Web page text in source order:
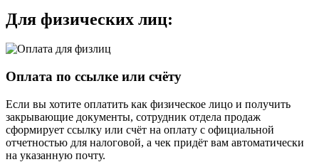
Для физических лиц:
Оплата по ссылке или счёту
Если вы хотите оплатить как физическое лицо и получить
закрывающие документы, сотрудник отдела продаж
сформирует ссылку или счёт на оплату с официальной
отчетностью для налоговой, а чек придёт вам автоматически
на указанную почту.